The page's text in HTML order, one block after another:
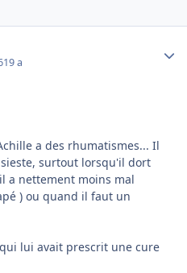
19 a
a des rhumatismes... Il
surtout lorsqu'il dort
a nettement moins mal
) ou quand il faut un
lui avait prescrit une cure